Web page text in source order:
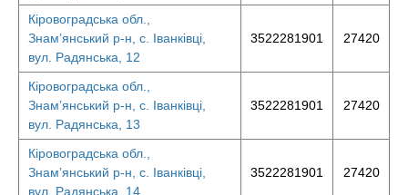
Кіровоградська обл.,
Знам’янський р-н, с. Іванківці,
вул. Радянська, 12
3522281901 27420
Кіровоградська обл.,
Знам’янський р-н, с. Іванківці,
вул. Радянська, 13
3522281901 27420
Кіровоградська обл.,
Знам’янський р-н, с. Іванківці,
вул. Радянська, 14
3522281901 27420